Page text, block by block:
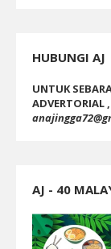
HUBUNGI AJ
UNTUK
ADVERTORIAL
AJ - 40